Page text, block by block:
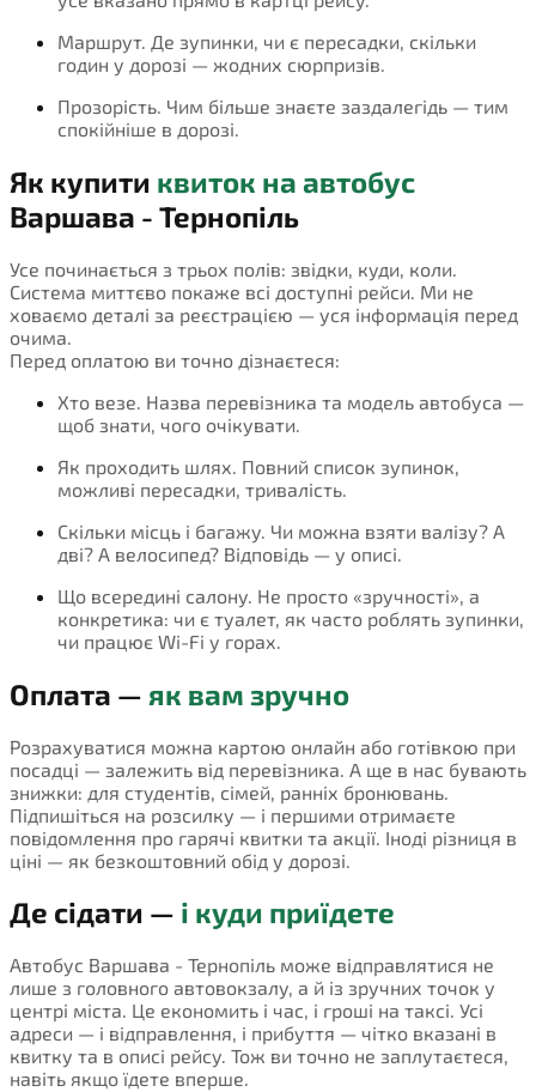
Маршрут. Де зупинки, чи є пересадки, скільки
годин у дорозі — жодних сюрпризів.
Прозорість. Чим більше знаєте заздалегідь — тим
спокійніше в дорозі.
Як купити квиток на автобус
Варшава - Тернопіль
Усе починається з трьох полів: звідки, куди, коли.
Система миттєво покаже всі доступні рейси. Ми не
ховаємо деталі за реєстрацією — уся інформація перед
очима.
Перед оплатою ви точно дізнаєтеся:
Хто везе. Назва перевізника та модель автобуса —
щоб знати, чого очікувати.
Як проходить шлях. Повний список зупинок,
можливі пересадки, тривалість.
Скільки місць і багажу. Чи можна взяти валізу? А
дві? А велосипед? Відповідь — у описі.
Що всередині салону. Не просто «зручності», а
конкретика: чи є туалет, як часто роблять зупинки,
чи працює Wi-Fi у горах.
Оплата — як вам зручно
Розрахуватися можна картою онлайн або готівкою при
посадці — залежить від перевізника. А ще в нас бувають
знижки: для студентів, сімей, ранніх бронювань.
Підпишіться на розсилку — і першими отримаєте
повідомлення про гарячі квитки та акції. Іноді різниця в
ціні — як безкоштовний обід у дорозі.
Де сідати — і куди приїдете
Автобус Варшава - Тернопіль може відправлятися не
лише з головного автовокзалу, а й із зручних точок у
центрі міста. Це економить і час, і гроші на таксі. Усі
адреси — і відправлення, і прибуття — чітко вказані в
квитку та в описі рейсу. Тож ви точно не заплутаєтеся,
навіть якщо їдете вперше.